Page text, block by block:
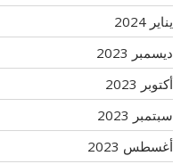
يناير 2024
ديسمبر 2023
أكتوبر 2023
سبتمبر 2023
أغسطس 2023